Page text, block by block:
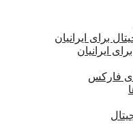
برای ایرانیان
ایرانیان
فارکس